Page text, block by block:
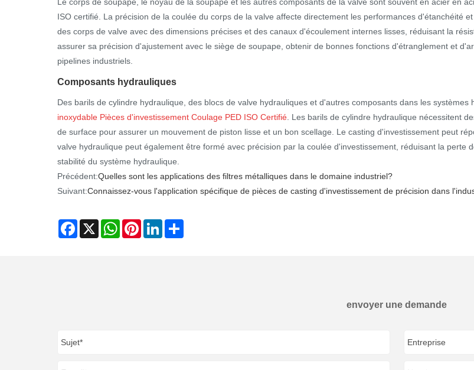
ISO certifié. La précision de la coulée du corps de la valve affecte directement les performances d'étanchéité
des corps de valve avec des dimensions précises et des canaux d'écoulement internes lisses, réduisant la
assurer sa précision d'ajustement avec le siège de soupape, obtenir de bonnes fonctions d'étranglement et
pipelines industriels.
Composants hydrauliques
Des barils de cylindre hydraulique, des blocs de valve hydrauliques et d'autres composants dans les
inoxydable Pièces d'investissement Coulage PED ISO Certifié . Les barils de cylindre hydraulique nécessitent
de surface pour assurer un mouvement de piston lisse et un bon scellage. Le casting d'investissement peut
valve hydraulique peut également être formé avec précision par la coulée d'investissement, réduisant la perte
stabilité du système hydraulique.
Précédent:Quelles sont les applications des filtres métalliques dans le domaine industriel?
Suivant:Connaissez-vous l'application spécifique de pièces de casting d'investissement de précision dans
Facebook
X WhatsAppPinterestLinkedIn
envoyer une demande